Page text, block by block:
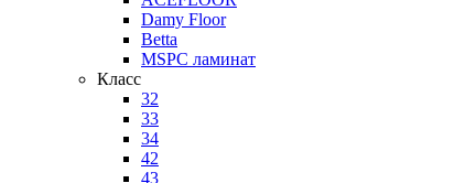
Damy Floor
Betta
MSPC ламинат
Класс
32
33
34
42
43